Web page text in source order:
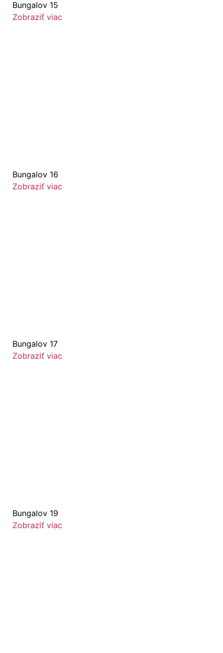
Bungalov 15
Zobraziť viac
Bungalov 16
Zobraziť viac
Bungalov 17
Zobraziť viac
Bungalov 19
Zobraziť viac